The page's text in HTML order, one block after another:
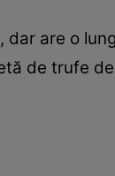
are o
de trufe